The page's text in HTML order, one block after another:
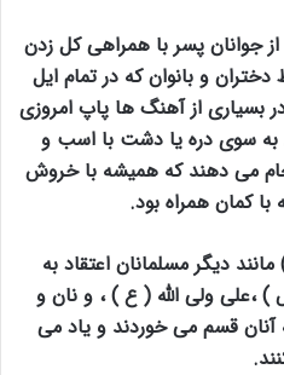
جوانان پسر با همراهی کل زدن
و بانوان که در تمام ایل
بسیاری از آهنگ ها پاپ امروزی
به سوی دره یا دشت با اسب و
می دهند که همیشه با خروش
کمان همراه بود.
دیگر مسلمانان اعتقاد به
،علی ولی الله ( ع ) ، و نان و
قسم می خوردند و یاد می